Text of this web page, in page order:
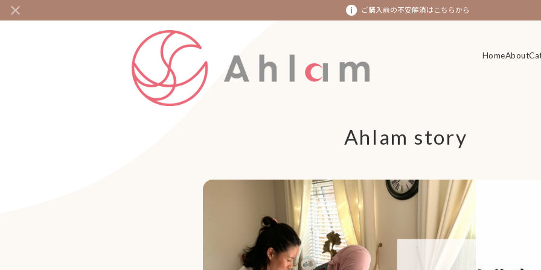
ご購入前の不安解消はこちらから
HomeAbout
HomeAbout
Ahlam story